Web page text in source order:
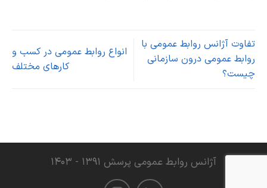
تفاوت آژانس روابط عمومی با
روابط عمومی درون سازمانی
چیست؟
انواع روابط عمومی در کسب و
کارهای مختلف
آژانس روابط عمومی پرسش ۱۳۹۱ - ۱۴۰۳